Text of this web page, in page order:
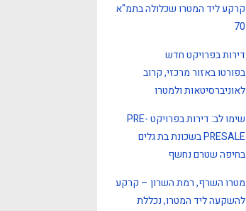
קרקע ליד המטרו שכלולה בתמ"א
70
דירות בפרויקט חדש
בפורטו באזור מרכזי, קרוב
לאוניברסיטאות ולמטרו
שימו לב: דירות בפרויקט PRE-
PRESALE בשכונת בת גלים
בחיפה שטרם נחשף
מטרו השרף, רמת השרון – קרקע
להשקעה ליד המטרו, נכללת